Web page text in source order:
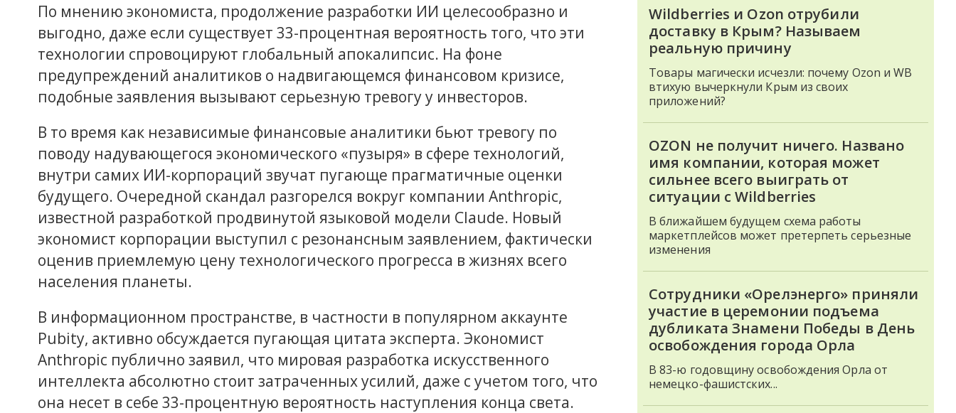
По мнению экономиста, продолжение разработки ИИ целесообразно и
выгодно, даже если существует 33-процентная вероятность того, что эти
технологии спровоцируют глобальный апокалипсис. На фоне
предупреждений аналитиков о надвигающемся финансовом кризисе,
подобные заявления вызывают серьезную тревогу у инвесторов.
В то время как независимые финансовые аналитики бьют тревогу по
поводу надувающегося экономического «пузыря» в сфере технологий,
внутри самих ИИ-корпораций звучат пугающе прагматичные оценки
будущего. Очередной скандал разгорелся вокруг компании Anthropic,
известной разработкой продвинутой языковой модели Claude. Новый
экономист корпорации выступил с резонансным заявлением, фактически
оценив приемлемую цену технологического прогресса в жизнях всего
населения планеты.
В информационном пространстве, в частности в популярном аккаунте
Pubity, активно обсуждается пугающая цитата эксперта. Экономист
Anthropic публично заявил, что мировая разработка искусственного
интеллекта абсолютно стоит затраченных усилий, даже с учетом того, что
она несет в себе 33-процентную вероятность наступления конца света.
Wildberries и Ozon отрубили
доставку в Крым? Называем
реальную причину
Товары магически исчезли: почему Ozon и WB
втихую вычеркнули Крым из своих
приложений?
OZON не получит ничего. Названо
имя компании, которая может
сильнее всего выиграть от
ситуации с Wildberries
В ближайшем будущем схема работы
маркетплейсов может претерпеть серьезные
изменения
Сотрудники «Орелэнерго» приняли
участие в церемонии подъема
дубликата Знамени Победы в День
освобождения города Орла
В 83-ю годовщину освобождения Орла от
немецко-фашистских...